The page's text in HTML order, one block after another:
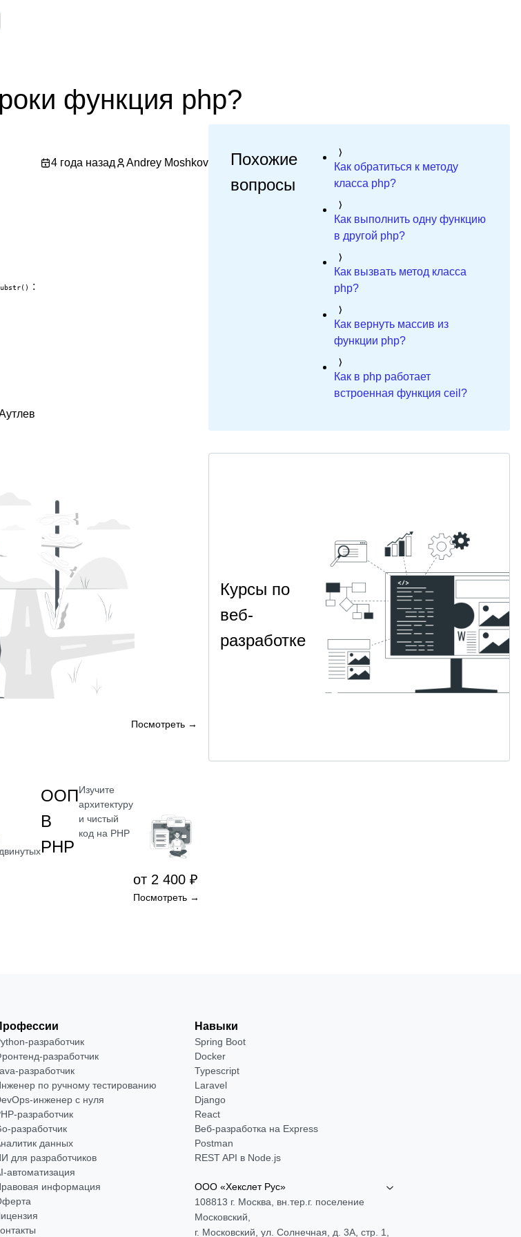
функция php?
4 года назад Andrey Moshkov
:
Посмотреть →
ООП
В
PHP
Изучите
архитектуру
и чистый
код на PHP
от 2 400 ₽
Посмотреть →
Похожие
вопросы
Как обратиться к методу
класса php?
Как выполнить одну функцию
в другой php?
Как вызвать метод класса
php?
Как вернуть массив из
функции php?
Как в php работает
встроенная функция ceil?
Курсы по
веб-
разработке
разработчик
разработчик
разработчик
по ручному тестированию
инженер с нуля
разработчик
разработчик
данных
для разработчиков
автоматизация
Навыки
Spring Boot
Docker
Typescript
Laravel
Django
React
Веб-разработка на Express
Postman
REST API в Node.js
информация
ООО «Хекслет Рус»
108813 г. Москва, вн.тер.г. поселение
Московский,
г. Московский, ул. Солнечная, д. 3А, стр. 1,